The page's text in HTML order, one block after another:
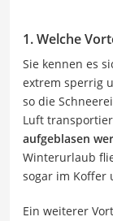
1. Welche
Sie kennen es
extrem sperrig
so die
Luft
aufgeblasen
Winterurlaub
sogar im Koffer
Ein weiterer